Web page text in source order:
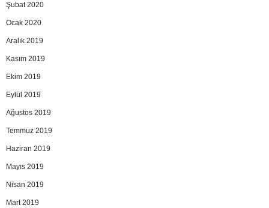
Şubat 2020
Ocak 2020
Aralık 2019
Kasım 2019
Ekim 2019
Eylül 2019
Ağustos 2019
Temmuz 2019
Haziran 2019
Mayıs 2019
Nisan 2019
Mart 2019